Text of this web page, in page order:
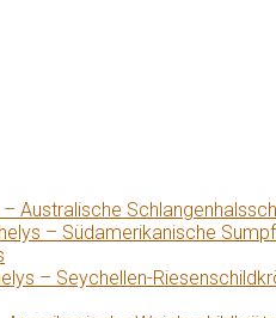
Australische
– Südamerikanische
– Seychellen-